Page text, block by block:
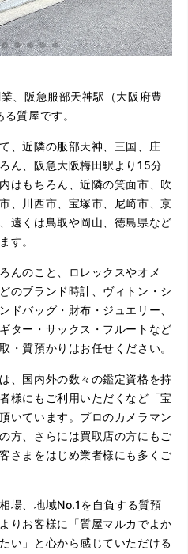
、阪急服部天神駅（大阪府豊
質屋です。
、近隣の服部天神、三国、庄
ん、阪急大阪梅田駅より15分
はもちろん、近隣の箕面市、吹
、川西市、宝塚市、尼崎市、京
遠くは鳥取や岡山、徳島県など
す。
んのこと、ロレックスやオメ
のブランド時計、ヴィトン・シ
ドバッグ・財布・ジュエリー、
ター・サックス・フルートなど
・質預かりはお任せください。
、国内外の数々の鑑定資格を持
様にもご利用いただくなど「宝
いています。プロのカメラマン
方、さらには買取店の方にもご
さまをはじめ業者様にも多くご
場、地域No.1を自負する質預
りお客様に「質屋マルカでよか
い」と心から感じていただける